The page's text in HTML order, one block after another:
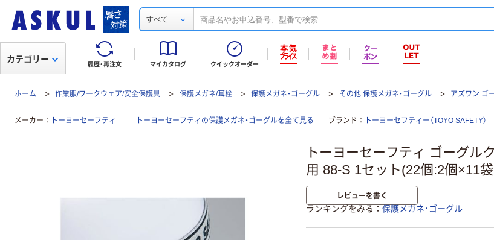
すべて
履歴・再注文 マイカタログ クイックオーダー
カテゴリー
ホーム 作業服/ワークウェア/安全保護具 保護メガネ/耳栓 保護メガネ・ゴーグル その他 保護メガネ・ゴーグル アズワン ゴ
メーカー トーヨーセーフティ トーヨーセーフティの保護メガネ・ゴーグルを全て見る ブランド トーヨーセフティー（TOYO SAFETY）
トーヨーセーフティ ゴーグル
用 88-S 1セット(22個:2個×11
レビューを書く
ランキングをみる 保護メガネ・ゴーグル